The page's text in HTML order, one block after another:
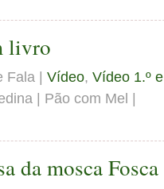
livro
Fala |Vídeo,Vídeo 1.º
| Pão com Mel |
da mosca Fosca